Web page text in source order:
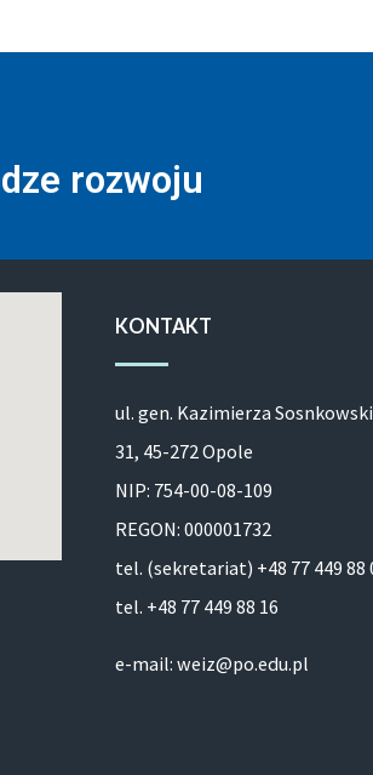
rozwoju
KONTAKT
ul. gen. Kazimierza
31, 45-272 Opole
NIP: 754-00-08-109
REGON: 000001732
tel. (sekretariat) +48 77 449 88
tel. +48 77 449 88 16
e-mail: weiz@po.edu.pl